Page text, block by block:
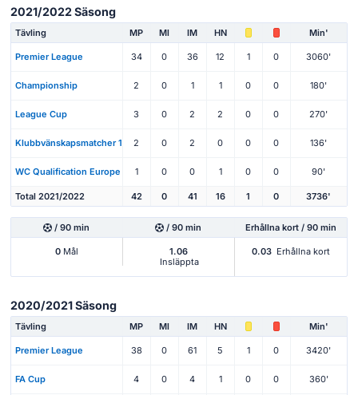
2021/2022 Säsong
Tävling MP Ml IM HN Min'
Premier League 34 0 36 12 1 0 3060'
Championship 2 0 1 1 0 0 180'
League Cup 3 0 2 2 0 0 270'
Klubbvänskapsmatcher 1 2 0 2 0 0 0 136'
WC Qualification Europe 1 0 0 1 0 0 90'
Total 2021/2022 42 0 41 16 1 0 3736'
/ 90 min / 90 min Erhållna kort / 90 min
0Mål
1.06
Insläppta
0.03 Erhållna kort
2020/2021 Säsong
Tävling MP Ml IM HN Min'
Premier League 38 0 61 5 1 0 3420'
FA Cup 4 0 4 1 0 0 360'